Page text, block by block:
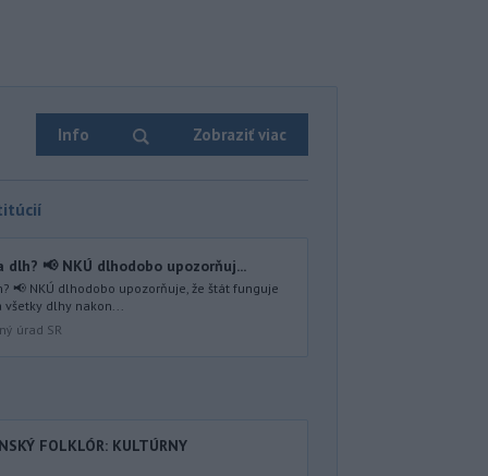
Info Zobraziť viac
dlh? 📢 NKÚ dlhodobo upozorňuj...
📢 NKÚ dlhodobo upozorňuje, že štát funguje
všetky dlhy nakon...
úrad SR
FOLKLÓR: KULTÚRNY